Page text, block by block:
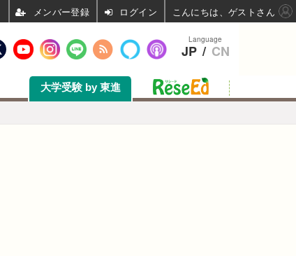
大学受験 by 東進
Language
JP / CN
ログイン こんにちは、ゲストさん